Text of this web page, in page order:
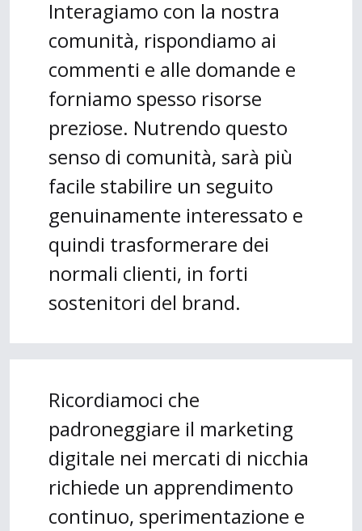
Interagiamo con la nostra
comunità, rispondiamo ai
commenti e alle domande e
forniamo spesso risorse
preziose. Nutrendo questo
senso di comunità, sarà più
facile stabilire un seguito
genuinamente interessato e
quindi trasformerare dei
normali clienti, in forti
sostenitori del brand.
Ricordiamoci che
padroneggiare il marketing
digitale nei mercati di nicchia
richiede un apprendimento
continuo, sperimentazione e